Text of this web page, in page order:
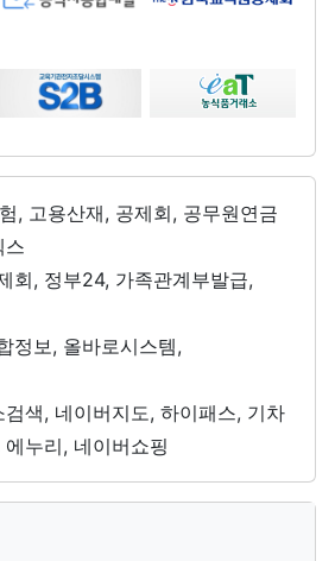
, 고용산재, 공제회, 공무원연금
스
회, 정부24, 가족관계부발급,
정보 , 올바로시스템,
검색, 네이버지도, 하이패스, 기차
에누리, 네이버쇼핑